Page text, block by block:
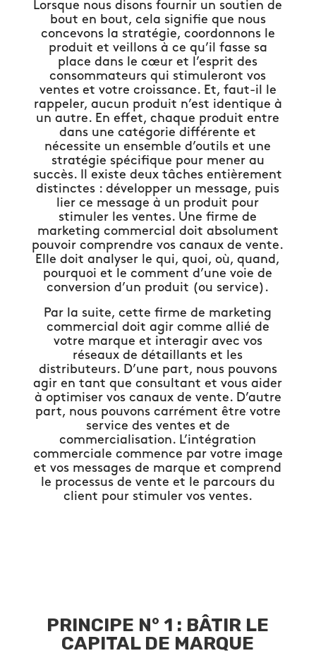
Lorsque nous disons fournir un soutien de
bout en bout, cela signifie que nous
concevons la stratégie, coordonnons le
produit et veillons à ce qu’il fasse sa
place dans le cœur et l’esprit des
consommateurs qui stimuleront vos
ventes et votre croissance. Et, faut-il le
rappeler, aucun produit n’est identique à
un autre. En effet, chaque produit entre
dans une catégorie différente et
nécessite un ensemble d’outils et une
stratégie spécifique pour mener au
succès. Il existe deux tâches entièrement
distinctes : développer un message, puis
lier ce message à un produit pour
stimuler les ventes. Une firme de
marketing commercial doit absolument
pouvoir comprendre vos canaux de vente.
Elle doit analyser le qui, quoi, où, quand,
pourquoi et le comment d’une voie de
conversion d’un produit (ou service).
Par la suite, cette firme de marketing
commercial doit agir comme allié de
votre marque et interagir avec vos
réseaux de détaillants et les
distributeurs. D’une part, nous pouvons
agir en tant que consultant et vous aider
à optimiser vos canaux de vente. D’autre
part, nous pouvons carrément être votre
service des ventes et de
commercialisation. L’intégration
commerciale commence par votre image
et vos messages de marque et comprend
le processus de vente et le parcours du
client pour stimuler vos ventes.
PRINCIPE N° 1 : BÂTIR LE
CAPITAL DE MARQUE